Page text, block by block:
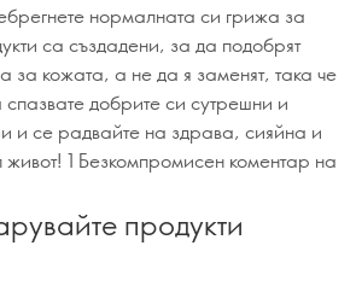
нормалната си грижа за
са създадени, за да подобрят
за кожата, а не да я заменят, така че
добрите си сутрешни и
и се радвайте на здрава, сияйна и
1 Безкомпромисен коментар на
продукти